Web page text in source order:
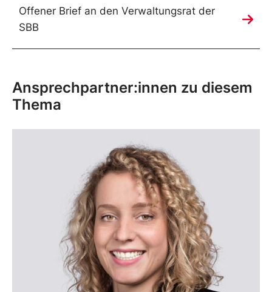
Offener Brief an den Verwaltungsrat der
SBB
Ansprechpartner:innen zu diesem
Thema